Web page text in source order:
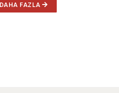
DAHA FAZLA